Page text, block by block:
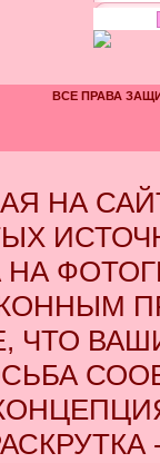
ВСЕ ПРАВА
НА
НА
ЧТО